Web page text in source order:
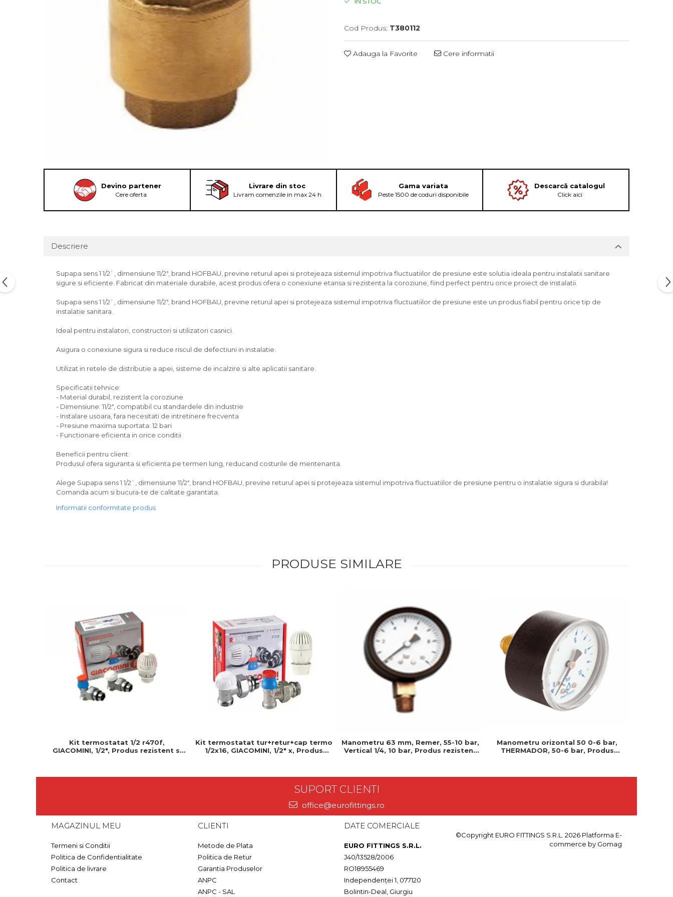
Cod Produs: T380112
Adauga la Favorite Cere informatii
Devino partener
Cere oferta
Livrare din stoc
Livram comenzile in max 24 h
Gama variata
Peste 1500 de coduri disponibile
Descarcă catalogul
Click aici
Descriere
Supapa sens 1 1/2`, dimensiune 11/2", brand HOFBAU, previne returul apei si protejeaza sistemul impotriva fluctuatiilor de presiune este solutia ideala pentru instalatii sanitare
sigure si eficiente. Fabricat din materiale durabile, acest produs ofera o conexiune etansa si rezistenta la coroziune, fiind perfect pentru orice proiect de instalatii.
Supapa sens 1 1/2`, dimensiune 11/2", brand HOFBAU, previne returul apei si protejeaza sistemul impotriva fluctuatiilor de presiune este un produs fiabil pentru orice tip de
instalatie sanitara.
Ideal pentru instalatori, constructori si utilizatori casnici.
Asigura o conexiune sigura si reduce riscul de defectiuni in instalatie.
Utilizat in retele de distributie a apei, sisteme de incalzire si alte aplicatii sanitare.
Specificatii tehnice:
- Material durabil, rezistent la coroziune
- Dimensiune: 11/2", compatibil cu standardele din industrie
- Instalare usoara, fara necesitati de intretinere frecventa
- Presiune maxima suportata: 12 bari
- Functionare eficienta in orice conditii
Beneficii pentru client:
Produsul ofera siguranta si eficienta pe termen lung, reducand costurile de mentenanta.
Alege Supapa sens 1 1/2`, dimensiune 11/2", brand HOFBAU, previne returul apei si protejeaza sistemul impotriva fluctuatiilor de presiune pentru o instalatie sigura si durabila!
Comanda acum si bucura-te de calitate garantata.
Informatii conformitate produs
PRODUSE SIMILARE
Kit termostatat 1/2 r470f,
GIACOMINI, 1/2", Produs rezistent si
Kit termostatat tur+retur+cap termo
1/2x16, GIACOMINI, 1/2" x, Produs
Manometru 63 mm, Remer, 55-10 bar,
Vertical 1/4, 10 bar, Produs rezistent
Manometru orizontal 50 0-6 bar,
THERMADOR, 50-6 bar, Produs
SUPORT CLIENTI
office@eurofittings.ro
MAGAZINUL MEU
Termeni si Conditii
Politica de Confidentialitate
Politica de livrare
Contact
CLIENTI
Metode de Plata
Politica de Retur
Garantia Produselor
ANPC
ANPC - SAL
DATE COMERCIALE
EURO FITTINGS S.R.L.
J40/13528/2006
RO18955469
Independenței 1, 077120
Bolintin-Deal, Giurgiu
©Copyright EURO FITTINGS S.R.L. 2026 Platforma E-
commerce by Gomag